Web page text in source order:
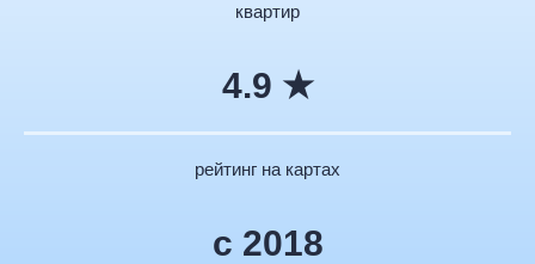
квартир
4.9 ★
рейтинг на картах
с 2018